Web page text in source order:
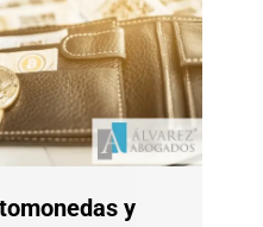
y